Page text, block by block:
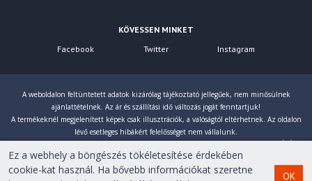
Méret talppal (Szé x Ma x Mé)
1327.5 x 601.0 x 499.6
Méret talp nélkül (Szé x Ma x Mé)1327.5 x 429.5 x
338.4 mm
Csomag mérete (WxHxD)1455 x 420 x 557 mm
Súly
KÖVESSEN MINKET
Facebook
Twitter Instagram
A weboldalon feltüntetett adatok kizárólag tájékoztató jellegűek, nem minősülnek
ajánlattételnek. Az ár és szállítási idő változás jogát fenntartjuk!
A termékeknél megjelenített képek csak illusztrációk, a valóságtól eltérhetnek. Az oldalon
lévő esetleges hibákért felelősséget nem vállalunk.
Eltérés esetén a gyártó által megadott paraméterek érvényesek! Bruttó árainkat 27% ÁFÁ-val
számoljuk!
Ez a webhely a böngészés tökéletesítése érdekében
cookie-kat használ. Ha bővebb információkat szeretne
OK